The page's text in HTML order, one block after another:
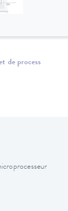
de process